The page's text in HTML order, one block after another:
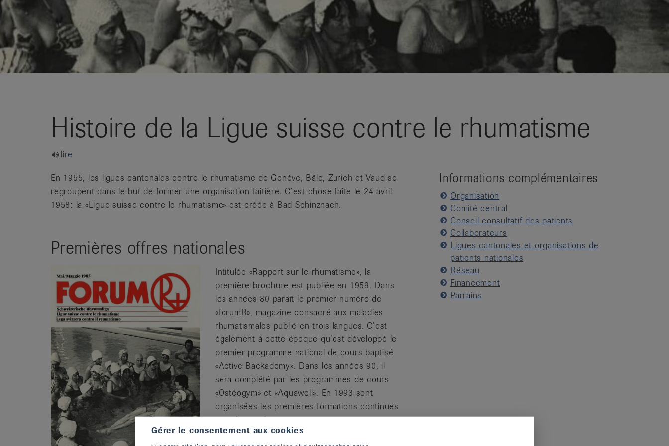
it
Histoire de la Ligue suisse contre le rhumatisme
lire
En 1955, les ligues cantonales contre le rhumatisme de Genève, Bâle, Zurich et Vaud se
regroupent dans le but de former une organisation faîtière. C’est chose faite le 24 avril
1958: la «Ligue suisse contre le rhumatisme» est créée à Bad Schinznach.
Premières offres nationales
Intitulée «Rapport sur le rhumatisme», la
première brochure est publiée en 1959. Dans
les années 80 paraît le premier numéro de
«forumR», magazine consacré aux maladies
rhumatismales publié en trois langues. C’est
également à cette époque qu’est développé le
premier programme national de cours baptisé
«Active Backademy». Dans les années 90, il
sera complété par les programmes de cours
«Ostéogym» et «Aquawell». En 1993 sont
organisées les premières formations continues
pour les médecins.
Informations complémentaires
Organisation
Comité central
Conseil consultatif des patients
Collaborateurs
Ligues cantonales et organisations de
patients nationales
Réseau
Financement
Parrains
Gérer le consentement aux cookies